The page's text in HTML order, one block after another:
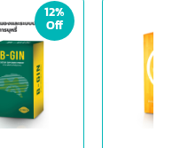
12%
Off